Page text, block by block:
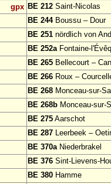
gpx BE 212 Saint-Nicolas
BE 244Boussu – Dour
BE 251 nördlich von
BE 252aFontaine-
BE 265 Bellecourt –
BE 266 Roux –
BE 268 Monceau-sur-
BE 268b Monceau-sur-
BE 275 Aarschot
BE 287 Leerbeek –
BE 370aNiederbrakel
BE 376 Sint-Lievens-
BE 380 Hamme